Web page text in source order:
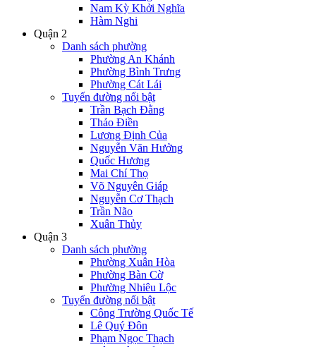
Nam Kỳ Khởi Nghĩa
Hàm Nghi
Quận 2
Danh sách phường
Phường An Khánh
Phường Bình Trưng
Phường Cát Lái
Tuyến đường nổi bật
Trần Bạch Đằng
Thảo Điền
Lương Định Của
Nguyễn Văn Hưởng
Quốc Hương
Mai Chí Thọ
Võ Nguyên Giáp
Nguyễn Cơ Thạch
Trần Não
Xuân Thủy
Quận 3
Danh sách phường
Phường Xuân Hòa
Phường Bàn Cờ
Phường Nhiêu Lộc
Tuyến đường nổi bật
Công Trường Quốc Tế
Lê Quý Đôn
Phạm Ngọc Thạch